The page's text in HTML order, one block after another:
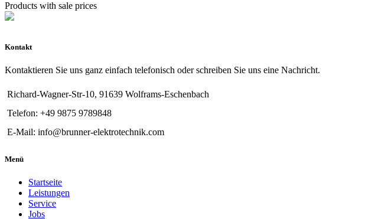
Products with sale prices
Kontakt
Kontaktieren Sie uns ganz einfach telefonisch oder schreiben Sie uns eine Nachricht.
Richard-Wagner-Str-10, 91639 Wolframs-Eschenbach
Telefon: +49 9875 9789848
E-Mail: info@brunner-elektrotechnik.com
Menü
Startseite
Leistungen
Service
Jobs